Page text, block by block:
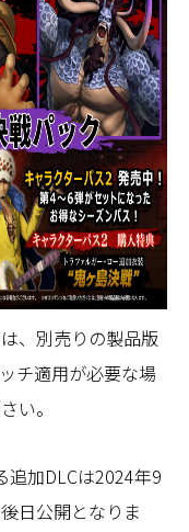
、別売りの製品版
チ適用が必要な場
い。
加DLCは2024年9
日公開となりま